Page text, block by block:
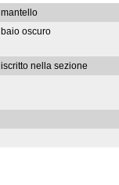
mantello
baio oscuro
iscritto nella sezione